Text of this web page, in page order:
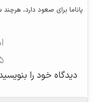
پاناما برای صعود دارد،
دیدگاه خود را